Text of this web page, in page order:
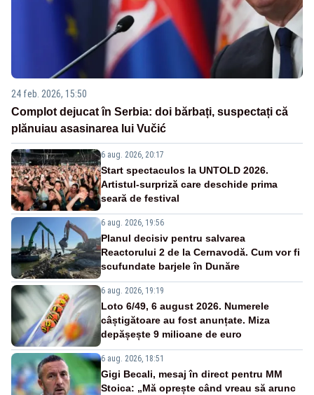
24 feb. 2026, 15:50
Complot dejucat în Serbia: doi bărbați, suspectați că
plănuiau asasinarea lui Vučić
6 aug. 2026, 20:17
Start spectaculos la UNTOLD 2026.
Artistul-surpriză care deschide prima
seară de festival
6 aug. 2026, 19:56
Planul decisiv pentru salvarea
Reactorului 2 de la Cernavodă. Cum vor fi
scufundate barjele în Dunăre
6 aug. 2026, 19:19
Loto 6/49, 6 august 2026. Numerele
câștigătoare au fost anunțate. Miza
depășește 9 milioane de euro
6 aug. 2026, 18:51
Gigi Becali, mesaj în direct pentru MM
Stoica: „Mă oprește când vreau să arunc